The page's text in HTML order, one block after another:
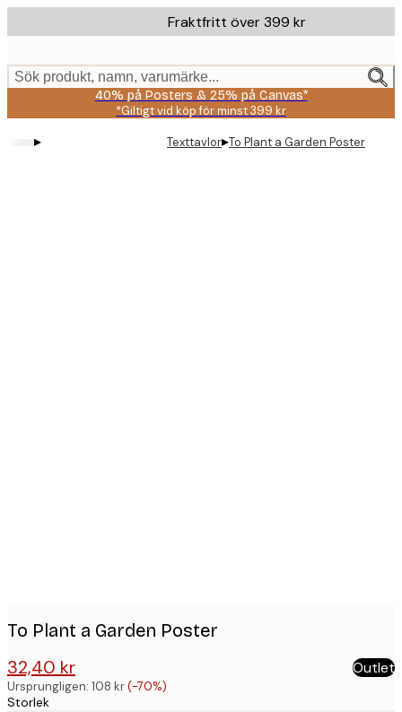
to
content.
Fraktfritt över 399 kr
Sök produkt, namn, varumärke...
40% på Posters & 25% på Canvas*
*Giltigt vid köp för minst 399 kr
▸ Texttavlor▸To Plant a Garden Poster
To Plant a Garden Poster
32,40 kr
108 kr Outlet
Ursprungligen: 108 kr(-70%)
Storlek